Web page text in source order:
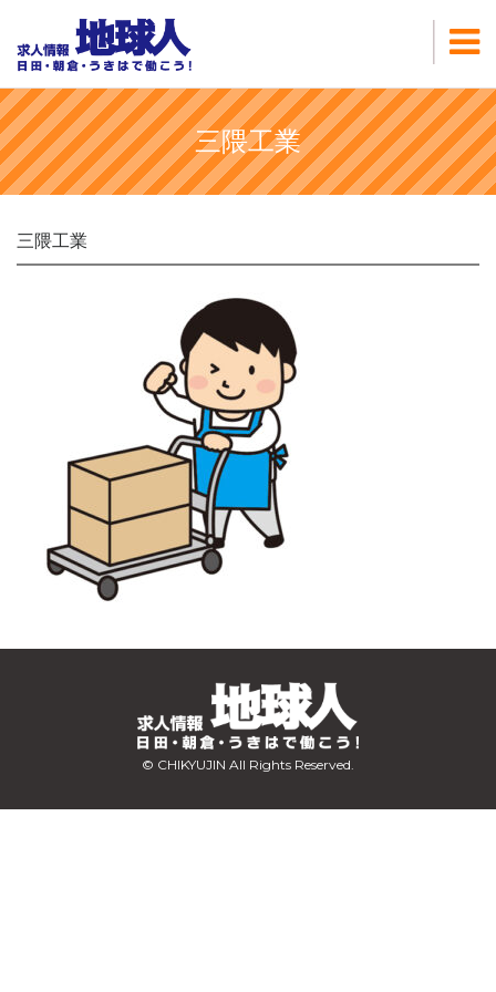
三隈工業
三隈工業
© CHIKYUJIN All Rights Reserved.